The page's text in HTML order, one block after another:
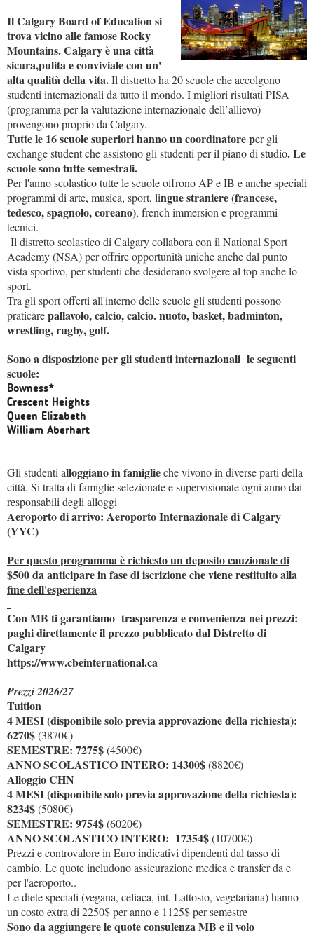
Il Calgary Board of Education si
trova vicino alle famose Rocky
Mountains. Calgary è una città
sicura,pulita e conviviale con un'
alta qualità della vita.Il distretto ha 20 scuole che accolgono
studenti internazionali da tutto il mondo. I migliori risultati PISA
(programma per la valutazione internazionale dell’allievo)
provengono proprio da Calgary.
Tutte le 16 scuole superiori hanno un coordinatore per gli
exchange student che assistono gli studenti per il piano di studio. Le
scuole sono tutte semestrali.
Per l'anno scolastico tutte le scuole offrono AP e IB e anche speciali
programmi di arte, musica, sport, lingue straniere (francese,
tedesco, spagnolo, coreano), french immersion e programmi
tecnici.
Il distretto scolastico di Calgary collabora con il National Sport
Academy (NSA) per offrire opportunità uniche anche dal punto
vista sportivo, per studenti che desiderano svolgere al top anche lo
sport.
Tra gli sport offerti all'interno delle scuole gli studenti possono
praticarepallavolo, calcio, calcio. nuoto, basket, badminton,
wrestling, rugby, golf.
Sono a disposizione per gli studenti internazionali le seguenti
scuole:
Bowness*
Crescent Heights
Queen Elizabeth
William Aberhart
Gli studenti alloggiano in famiglieche vivono in diverse parti della
città. Si tratta di famiglie selezionate e supervisionate ogni anno dai
responsabili degli alloggi
Aeroporto di arrivo: Aeroporto Internazionale di Calgary
(YYC)
Per questo programma è richiesto un deposito cauzionale di
$500 da anticipare in fase di iscrizione che viene restituito alla
fine dell'esperienza
Con MB ti garantiamo trasparenza e convenienza nei prezzi:
paghi direttamente il prezzo pubblicato dal Distretto di
Calgary
https://www.cbeinternational.ca
Prezzi 2026/27
Tuition
4 MESI (disponibile solo previa approvazione della richiesta):
6270$(3870€)
SEMESTRE: 7275$(4500€)
ANNO SCOLASTICO INTERO: 14300$(8820€)
Alloggio CHN
4 MESI (disponibile solo previa approvazione della richiesta):
8234$(5080€)
SEMESTRE: 9754$(6020€)
ANNO SCOLASTICO INTERO: 17354$(10700€)
Prezzi e controvalore in Euro indicativi dipendenti dal tasso di
cambio. Le quote includono assicurazione medica e transfer da e
per l'aeroporto..
Le diete speciali (vegana, celiaca, int. Lattosio, vegetariana) hanno
un costo extra di 2250$ per anno e 1125$ per semestre
Sono da aggiungere le quote consulenza MB e il volo